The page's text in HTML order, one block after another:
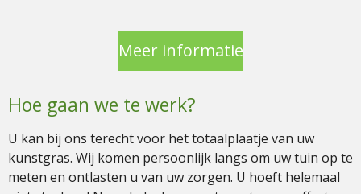
Meer informatie
Hoe gaan we te werk?
U kan bij ons terecht voor het totaalplaatje van uw
kunstgras. Wij komen persoonlijk langs om uw tuin op te
meten en ontlasten u van uw zorgen. U hoeft helemaal